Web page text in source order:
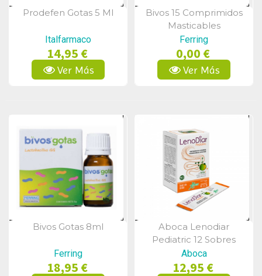
Vista Rápida
Prodefen Gotas 5 Ml
Italfarmaco
14,95 €
Ver Más
Vista Rápida
Bivos 15 Comprimidos
Masticables
Ferring
0,00 €
Ver Más
Vista Rápida
Bivos Gotas 8ml
Ferring
18,95 €
Vista Rápida
Aboca Lenodiar
Pediatric 12 Sobres
Aboca
12,95 €